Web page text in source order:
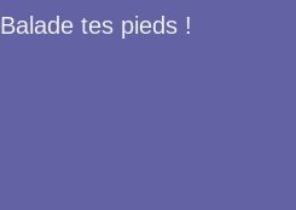
Balade tes pieds !